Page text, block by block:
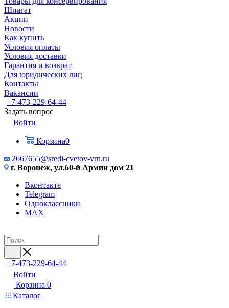
Шпагат
Акции
Новости
Как купить
Условия оплаты
Условия доставки
Гарантия и возврат
Для юридических лиц
Контакты
Вакансии
+7-473-229-64-44
Задать вопрос
Войти
Корзина0
2667655@sredi-cvetov-vrn.ru
г. Воронеж, ул.60-й Армии дом 21
Вконтакте
Telegram
Одноклассники
MAX
+7-473-229-64-44
Войти
Корзина 0
Каталог